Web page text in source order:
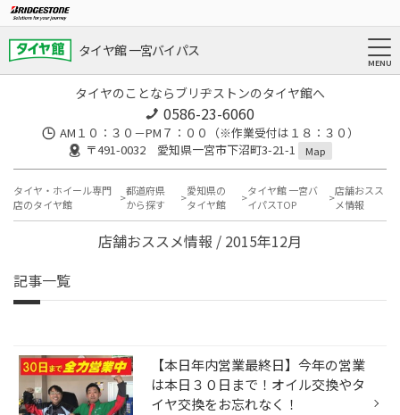
タイヤ館 一宮バイパス
タイヤのことならブリヂストンのタイヤ館へ
0586-23-6060
AM１０：３０－PM７：００（※作業受付は１８：３０）
〒491-0032 愛知県一宮市下沼町3-21-1
Map
タイヤ・ホイール専門
店のタイヤ館
都道府県
から探す
愛知県の
タイヤ館
タイヤ館 一宮バ
イパスTOP
店舗おスス
メ情報
店舗おススメ情報 / 2015年12月
記事一覧
【本日年内営業最終日】今年の営業
は本日３０日まで！オイル交換やタ
イヤ交換をお忘れなく！